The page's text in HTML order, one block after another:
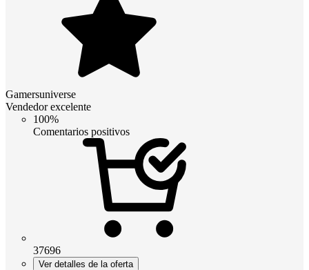
Gamersuniverse
Vendedor excelente
100%
Comentarios positivos
37696
Ver detalles de la oferta